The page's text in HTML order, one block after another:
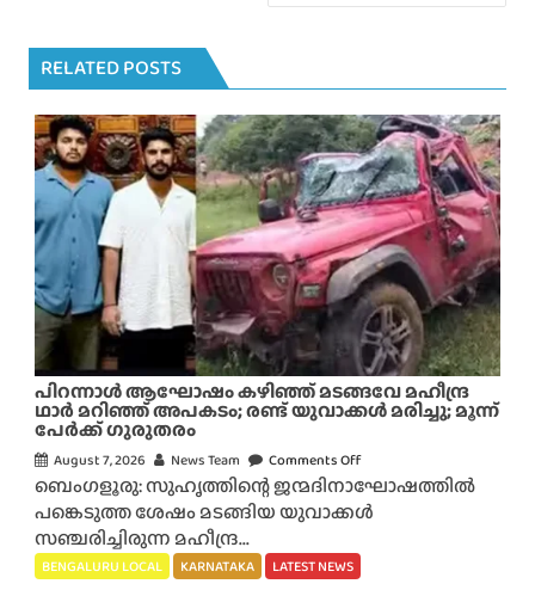
n
RELATED POSTS
പിറന്നാൾ ആഘോഷം കഴിഞ്ഞ് മടങ്ങവേ മഹീന്ദ്ര
ഥാർ മറിഞ്ഞ് അപകടം; രണ്ട് യുവാക്കൾ മരിച്ചു; മൂന്ന്
പേർക്ക് ഗുരുതരം
August 7, 2026 News Team Comments Off
n
പി
ബെംഗളൂരു: സുഹൃത്തിന്റെ ജന്മദിനാഘോഷത്തിൽ
പങ്കെടുത്ത ശേഷം മടങ്ങിയ യുവാക്കൾ
സഞ്ചരിച്ചിരുന്ന മഹീന്ദ്ര...
BENGALURU LOCAL KARNATAKA LATEST NEWS